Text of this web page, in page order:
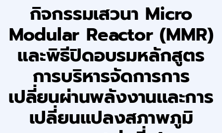
กิจกรรมเสวนา Micro
Modular Reactor (MMR)
และพิธีปิดอบรมหลักสูตร
การบริหารจัดการการ
เปลี่ยนผ่านพลังงานเเละการ
เปลี่ยนแปลงสภาพภูมิ